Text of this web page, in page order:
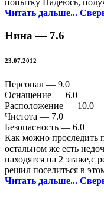
Читать дальше...
Нина — 7.6
23.07.2012
Персонал — 9.0
Оснащение — 6.0
Расположение — 10.0
Чистота — 7.0
Безопасность — 6.0
Как можно проследить
остальном же есть
находятся на 2 этаже,с
решил поселиться в
Читать дальше...